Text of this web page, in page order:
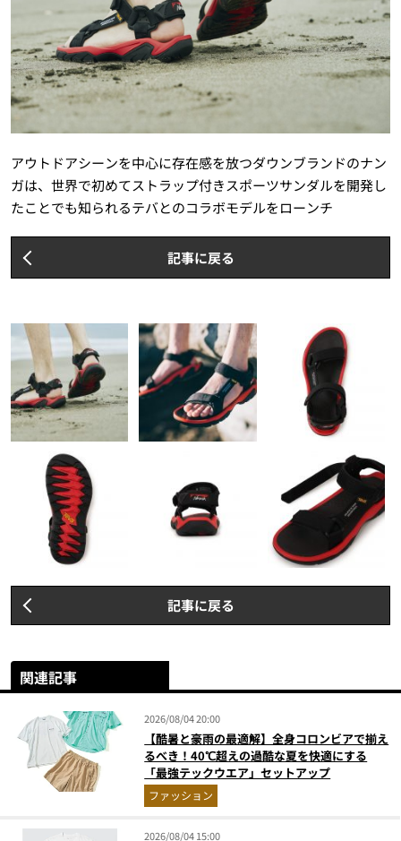
アウトドアシーンを中心に存在感を放つダウンブランドのナン
ガは、世界で初めてストラップ付きスポーツサンダルを開発し
たことでも知られるテバとのコラボモデルをローンチ
記事に戻る
記事に戻る
関連記事
2026/08/04 20:00
【酷暑と豪雨の最適解】全身コロンビアで揃え
るべき！40℃超えの過酷な夏を快適にする
「最強テックウエア」セットアップ
ファッション
2026/08/04 15:00